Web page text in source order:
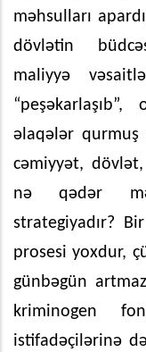
məhsulları
dövlətin
maliyyə
əlaqələr qurmuş
cəmiyyət,
nə qədər
strategiyadır?
prosesi yoxdur,
günbəgün
kriminogen
istifadəçilərinə